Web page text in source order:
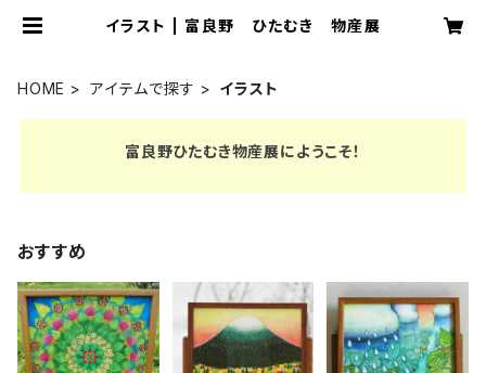
イラスト | 富良野 ひたむき 物産展
HOME アイテムで探す イラスト
富良野ひたむき物産展にようこそ！
おすすめ